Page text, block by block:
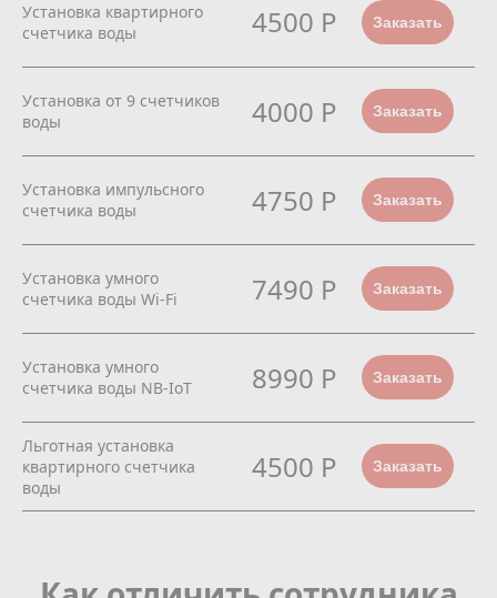
Установка квартирного
счетчика воды
4500 Р Заказать
Установка от 9 счетчиков
воды
4000 Р Заказать
Установка импульсного
счетчика воды
4750 Р Заказать
Установка умного
счетчика воды Wi-Fi
7490 Р Заказать
Установка умного
счетчика воды NB-IoT
8990 Р Заказать
Льготная установка
квартирного счетчика
воды
4500 Р Заказать